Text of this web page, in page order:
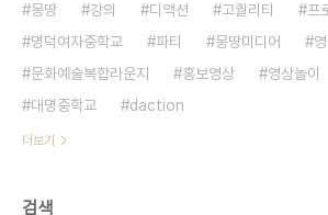
몽땅
강의 디액션 고퀄리티
프
명덕여자중학교
파티 몽땅미디어
문화예술복합라운지
홍보영상 영상놀이
대명중학교
daction
더보기
검색